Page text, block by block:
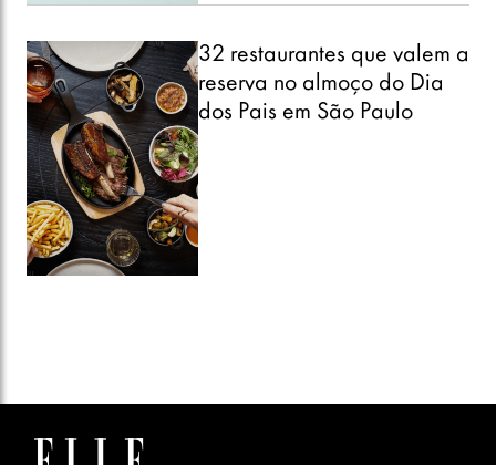
32 restaurantes que valem a
reserva no almoço do Dia
dos Pais em São Paulo